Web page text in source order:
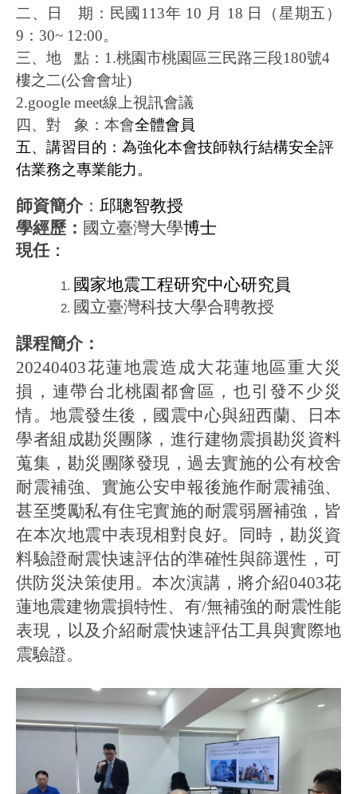
二、日
期：民國 113年 10 月 18 日（星期五）
9 ： 30~ 12:00。
三、地
點： 1.桃園市桃園區三民路三段180號4
樓之二(公會會址)
2.google meet線上視訊會議
四、對
象：本會全體會員
五、講習目的：為強化本會技師執行結構安全評
估業務之專業能力。
師資簡介 ： 邱聰智教授
學經歷： 國立臺灣大學博士
現任：
國家地震工程研究中心研究員
國立臺灣科技大學合聘教授
課程簡介：
20240403花蓮地震造成大花蓮地區重大災
損，連帶台北桃園都會區，也引發不少災
情。地震發生後，國震中心與紐西蘭、日本
學者組成勘災團隊，進行建物震損勘災資料
蒐集，勘災團隊發現，過去實施的公有校舍
耐震補強、實施公安申報後施作耐震補強、
甚至獎勵私有住宅實施的耐震弱層補強，皆
在本次地震中表現相對良好。同時，勘災資
料驗證耐震快速評估的準確性與篩選性，可
供防災決策使用。本次演講，將介紹0403花
蓮地震建物震損特性、有/無補強的耐震性能
表現，以及介紹耐震快速評估工具與實際地
震驗證。